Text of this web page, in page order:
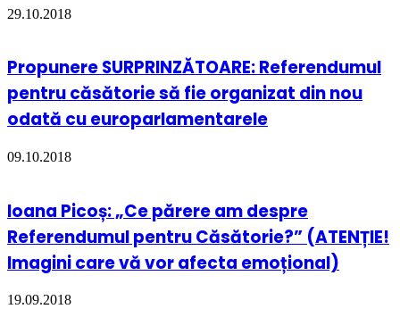
29.10.2018
Propunere SURPRINZĂTOARE: Referendumul
pentru căsătorie să fie organizat din nou
odată cu europarlamentarele
09.10.2018
Ioana Picoș: „Ce părere am despre
Referendumul pentru Căsătorie?” (ATENȚIE!
Imagini care vă vor afecta emoțional)
19.09.2018